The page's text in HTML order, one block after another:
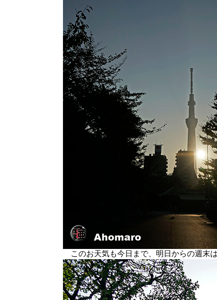
このお天気も今日まで、明日からの週末